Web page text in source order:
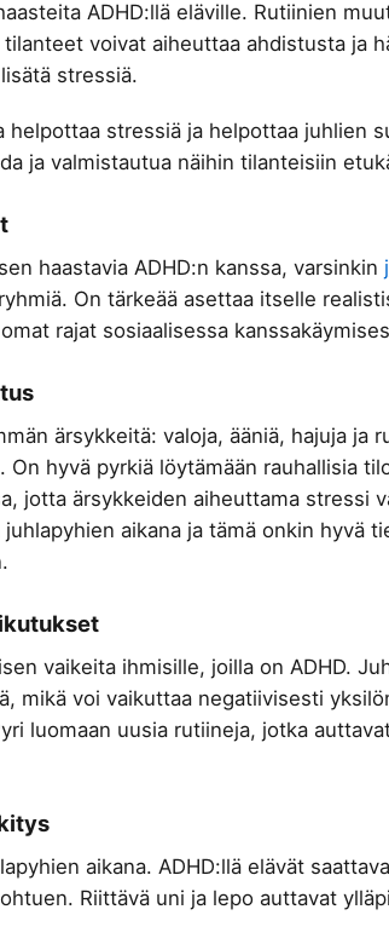
ADHD:llä eläville. Rutiinien
voivat aiheuttaa ahdistusta ja
stressiä.
helpottaa stressiä ja helpottaa juhlien
ja valmistautua näihin tilanteisiin
haastavia ADHD:n kanssa, varsinkin
On tärkeää asettaa itselle
rajat sosiaalisessa
ärsykkeitä: valoja, ääniä, hajuja ja
hyvä pyrkiä löytämään rauhallisia
jotta ärsykkeiden aiheuttama stressi
aikana ja tämä onkin hyvä
vaikeita ihmisille, joilla on ADHD.
mikä voi vaikuttaa negatiivisesti
luomaan uusia rutiineja, jotka
aikana. ADHD:llä elävät
Riittävä uni ja lepo auttavat